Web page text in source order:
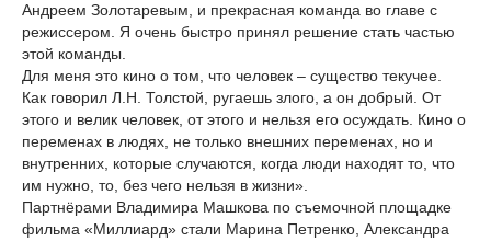
Андреем Золотаревым, и прекрасная команда во главе с
режиссером. Я очень быстро принял решение стать частью
этой команды.
Для меня это кино о том, что человек – существо текучее.
Как говорил Л.Н. Толстой, ругаешь злого, а он добрый. От
этого и велик человек, от этого и нельзя его осуждать. Кино о
переменах в людях, не только внешних переменах, но и
внутренних, которые случаются, когда люди находят то, что
им нужно, то, без чего нельзя в жизни».
Партнёрами Владимира Машкова по съемочной площадке
фильма «Миллиард» стали Марина Петренко, Александра